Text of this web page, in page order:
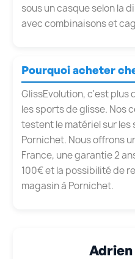
sous un casque selon la
avec combinaisons et
Pourquoi acheter
GlissEvolution, c'est plus
les sports de glisse. Nos
testent le matériel sur les
Pornichet. Nous offrons
France, une garantie 2
100€ et la possibilité de
magasin à Pornichet.
Adrien